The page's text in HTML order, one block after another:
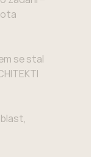
se stal